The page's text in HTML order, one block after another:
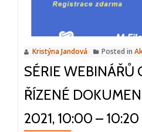
Kristýna Jandová Posted in
SÉRIE WEBINÁŘŮ
ŘÍZENÉ
2021, 10:00 – 10:20